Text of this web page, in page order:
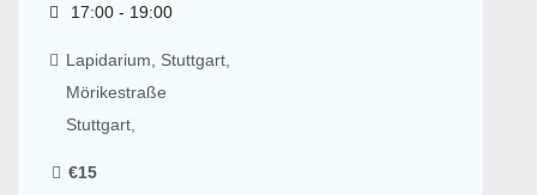
17:00 - 19:00
Lapidarium, Stuttgart,
Mörikestraße
Stuttgart,
€15